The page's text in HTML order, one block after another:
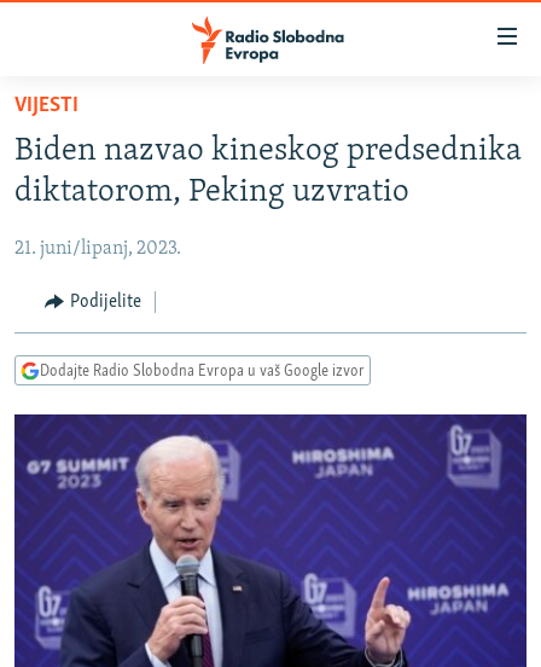
Pređite
glavni
sadržaj
na
navigaciju
Pređite
na
VIJESTI
BOSNA I HERCEGOVINA
KOSOVO
CRNA GORA
VIDEO
FOTOGALERIJE
INFOGRAFIKE
PODCASTI
RAT U UKRAJINI
KINA NA BALKANU
RSE PRIČE IZ SVIJETA
ISPRIČAJ MI
DNEVNO@RSE
SPECIJALI RSE
VIJESTI
Biden nazvao kineskog predsednika
diktatorom, Peking uzvratio
21. juni/lipanj, 2023.
Podijelite
Dodajte Radio Slobodna Evropa u vaš Google izvor